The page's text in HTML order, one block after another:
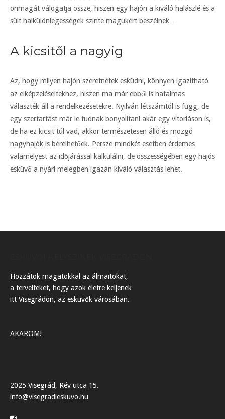
önmagát válogatja össze, hiszen egy hajón a kiváló halászlé és a
sült halkülönlegességek szinte magukért beszélnek…
A kicsitől a nagyig
Az, hogy milyen hajón szeretnétek esküdni, könnyen igazítható
az elképzeléseitekhez, hiszen ma már ebből is hatalmas
választék áll a rendelkezésetekre. Nyilván létszámtól is függ, de
egy szertartást már le tudnak bonyolítani akár egy vitorláson is,
de ha ez kicsit túl vad, akkor természetesen álló és mozgó
nagyhajók is bérelhetőek. Persze mindkét esetben érdemes
valamelyest az időjárással kalkulálni, de összességében egy hajós
esküvő a nyári melegben igazán kiváló választás lehet.
Hozzátok magatokkal az álmaitokat,
a terveiteket, hogy azok életre keljenek
itt Visegrádon, az esküvők városában.
AKAROM!
2025 Visegrád, Rév utca 15.
info@visegradieskuvo.hu